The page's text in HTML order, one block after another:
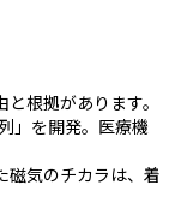
根拠があります。
」を開発。医療機
磁気のチカラは、着